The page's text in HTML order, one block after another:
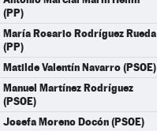
(PP)
María Rosario Rodríguez Rueda
(PP)
Matilde Valentín Navarro (PSOE)
Manuel Martínez Rodríguez
(PSOE)
Josefa Moreno Docón (PSOE)